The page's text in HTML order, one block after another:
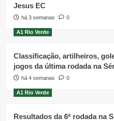
Jesus EC
há 3 semanas 0
A1 Rio Verde
Classificação, artilheiros,
jogos da última rodada na
há 4 semanas 0
A1 Rio Verde
Resultados da 6ª rodada na